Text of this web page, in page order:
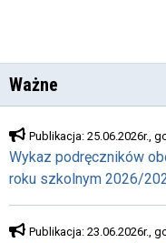
Ważne
Publikacja: 25.06.2026r.,
Wykaz podręczników
roku szkolnym 2026/
Publikacja: 23.06.2026r.,